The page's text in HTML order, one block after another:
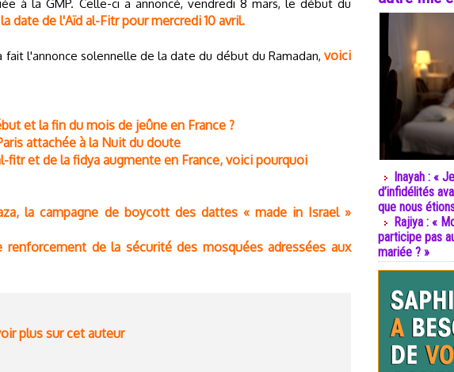
à la GMP. Celle-ci a annoncé, vendredi 8 mars, le début du
la date de l'Aïd al-Fitr pour mercredi 10 avril.
fait l'annonce solennelle de la date du début du Ramadan,voici
et la fin du mois de jeûne en France ?
attachée à la Nuit du doute
fitr et de la fidya augmente en France, voici pourquoi
la campagne de boycott des dattes « made in Israel »
de la sécurité des mosquées adressées aux
plus sur cet auteur
Inayah : «
d’infidélités
que nous
Rajiya : «
participe pas
mariée ? »